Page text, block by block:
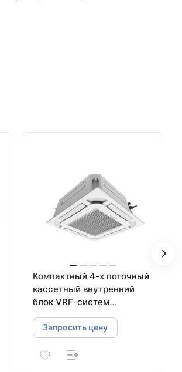
Компактный 4-х поточный
кассетный внутренний
блок VRF-систем
Energolux SMZCC12V3AI
Запросить цену